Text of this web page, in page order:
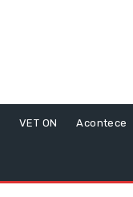
VET ON Acontece